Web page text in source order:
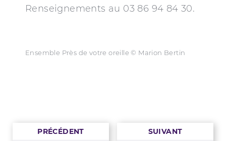
Renseignements au 03 86 94 84 30.
Ensemble Près de votre oreille © Marion Bertin
PRÉCÉDENT SUIVANT